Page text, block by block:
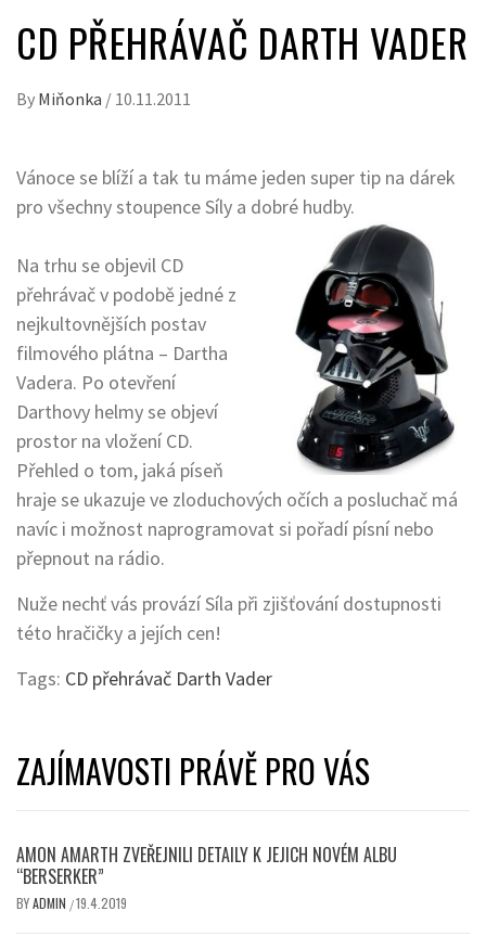
CD PŘEHRÁVAČ DARTH VADER
By Miňonka / 10.11.2011
Vánoce se blíží a tak tu máme jeden super tip na dárek
pro všechny stoupence Síly a dobré hudby.
Na trhu se objevil CD
přehrávač v podobě jedné z
nejkultovnějších postav
filmového plátna – Dartha
Vadera. Po otevření
Darthovy helmy se objeví
prostor na vložení CD.
Přehled o tom, jaká píseň
hraje se ukazuje ve zloduchových očích a posluchač má
navíc i možnost naprogramovat si pořadí písní nebo
přepnout na rádio.
Nuže nechť vás provází Síla při zjišťování dostupnosti
této hračičky a jejích cen!
Tags: CD přehrávač Darth Vader
ZAJÍMAVOSTI PRÁVĚ PRO VÁS
AMON AMARTH ZVEŘEJNILI DETAILY K JEJICH NOVÉM ALBU
“BERSERKER”
BYADMIN /19.4.2019